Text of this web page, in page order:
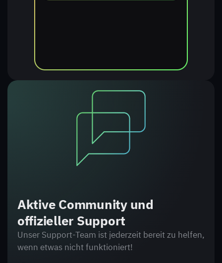
Aktive Community und
offizieller Support
Unser Support-Team ist jederzeit bereit zu helfen,
wenn etwas nicht funktioniert!